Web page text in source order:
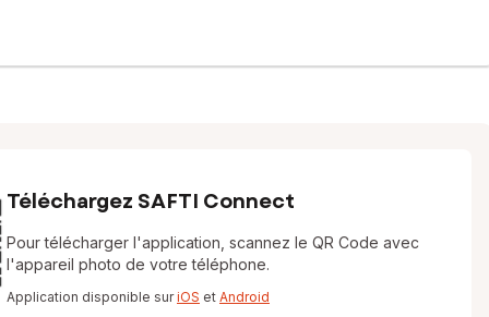
Téléchargez SAFTI Connect
Pour télécharger l'application, scannez le QR Code avec
l'appareil photo de votre téléphone.
Application disponible suriOS et Android